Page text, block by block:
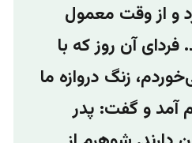
و از وقت معمول
آن روز که با
زنگ دروازه ما
آمد و گفت: پدر